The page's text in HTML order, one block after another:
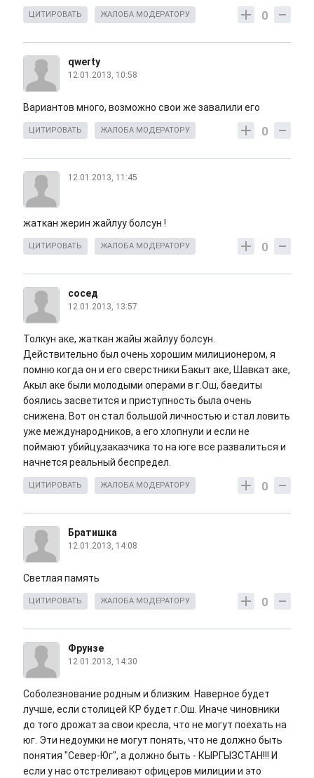
0
ЦИТИРОВАТЬ ЖАЛОБА МОДЕРАТОРУ
qwerty
12.01.2013, 10:58
Вариантов много, возможно свои же завалили его
0
ЦИТИРОВАТЬ ЖАЛОБА МОДЕРАТОРУ
12.01.2013, 11:45
жаткан жерин жайлуу болсун !
0
ЦИТИРОВАТЬ ЖАЛОБА МОДЕРАТОРУ
сосед
12.01.2013, 13:57
Толкун аке, жаткан жайы жайлуу болсун.
Действительно был очень хорошим милиционером, я
помню когда он и его сверстники Бакыт аке, Шавкат аке,
Акыл аке были молодыми операми в г.Ош, баедиты
боялись засветится и приступность была очень
снижена. Вот он стал большой личностью и стал ловить
уже международников, а его хлопнули и если не
поймают убийцу,заказчика то на юге все развалиться и
начнется реальный беспредел.
0
ЦИТИРОВАТЬ ЖАЛОБА МОДЕРАТОРУ
Братишка
12.01.2013, 14:08
Светлая память
0
ЦИТИРОВАТЬ ЖАЛОБА МОДЕРАТОРУ
Фрунзе
12.01.2013, 14:30
Соболезнование родным и близким. Наверное будет
лучше, если столицей КР будет г.Ош. Иначе чиновники
до того дрожат за свои кресла, что не могут поехать на
юг. Эти недоумки не могут понять, что не должно быть
понятия "Север-Юг", а должно быть - КЫРГЫЗСТАН!!! И
если у нас отстреливают офицеров милиции и это